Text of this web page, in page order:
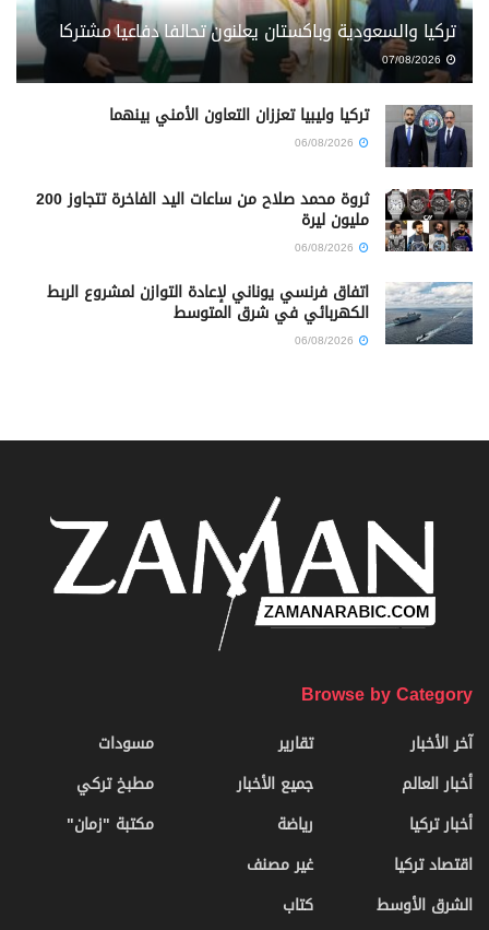
تركيا والسعودية وباكستان يعلنون تحالفا دفاعيا مشتركا
تركيا وليبيا تعززان التعاون الأمني بينهما
ثروة محمد صلاح من ساعات اليد الفاخرة تتجاوز 200
مليون ليرة
اتفاق فرنسي يوناني لإعادة التوازن لمشروع الربط
الكهربائي في شرق المتوسط
Browse by Category
آخر الأخبار
أخبار العالم
أخبار تركيا
اقتصاد تركيا
الشرق الأوسط
تقارير
جميع الأخبار
رياضة
غير مصنف
كتاب
مسودات
مطبخ تركي
مكتبة "زمان"